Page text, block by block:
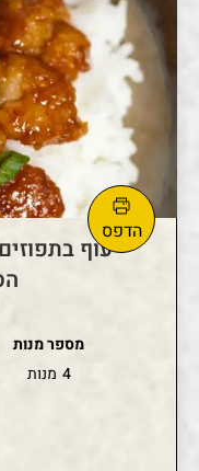
עוף
מספר מנות
4 מנות